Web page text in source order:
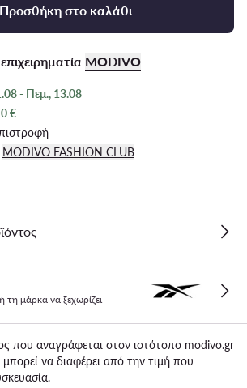
Προσθήκη στο καλάθι
MODIVO
- Πεμ., 13.08
0 €
MODIVO FASHION CLUB
τη μάρκα να ξεχωρίζει
που αναγράφεται στον ιστότοπο modivo.gr
μπορεί να διαφέρει από την τιμή που